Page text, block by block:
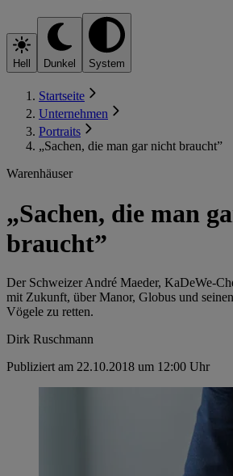
Hell Dunkel System
Startseite
Unternehmen
Portraits
„Sachen, die man gar nicht braucht”
Warenhäuser
„Sachen, die man
braucht”
Der Schweizer André Maeder, KaDeWe-
mit Zukunft, über Manor, Globus und
Vögele zu retten.
Dirk Ruschmann
Publiziert am 22.10.2018 um 12:00 Uhr